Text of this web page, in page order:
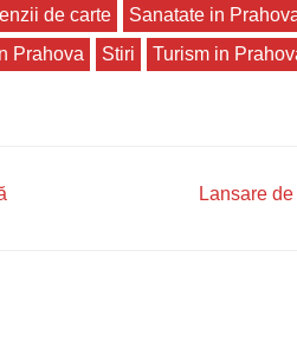
de carte Sanatate in
Prahova Stiri Turism in
Lansare